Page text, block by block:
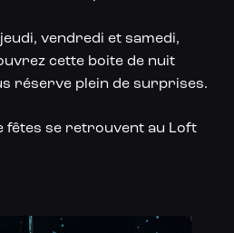
vendredi et samedi,
cette boite de nuit
réserve plein de surprises.
fêtes se retrouvent au Loft